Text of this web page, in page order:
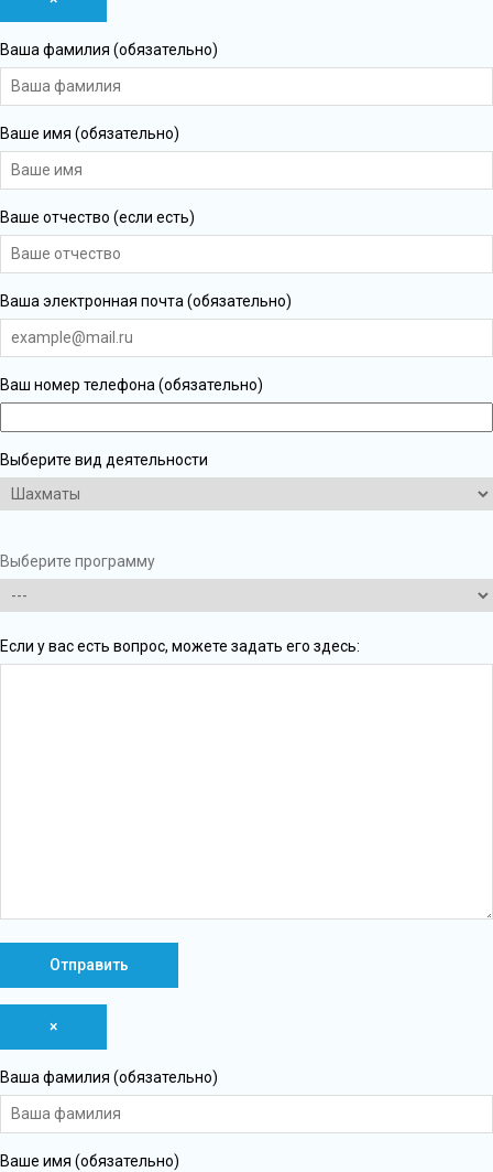
Ваша фамилия (обязательно)
Ваше имя (обязательно)
Ваше отчество (если есть)
Ваша электронная почта (обязательно)
Ваш номер телефона (обязательно)
Выберите вид деятельности
Выберите программу
Если у вас есть вопрос, можете задать его здесь:
×
Ваша фамилия (обязательно)
Ваше имя (обязательно)